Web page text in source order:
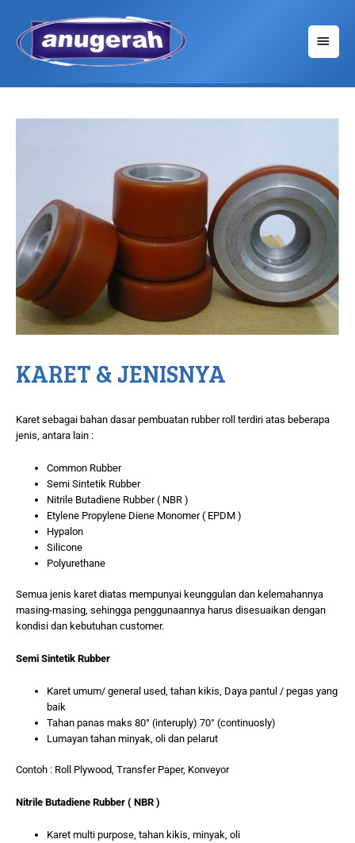
KARET & JENISNYA
Karet sebagai bahan dasar pembuatan rubber roll terdiri atas beberapa
jenis, antara lain :
Common Rubber
Semi Sintetik Rubber
Nitrile Butadiene Rubber ( NBR )
Etylene Propylene Diene Monomer ( EPDM )
Hypalon
Silicone
Polyurethane
Semua jenis karet diatas mempunyai keunggulan dan kelemahannya
masing-masing, sehingga penggunaannya harus disesuaikan dengan
kondisi dan kebutuhan customer.
Semi Sintetik Rubber
Karet umum/ general used, tahan kikis, Daya pantul / pegas yang
baik
Tahan panas maks 80° (interuply) 70° (continuosly)
Lumayan tahan minyak, oli dan pelarut
Contoh : Roll Plywood, Transfer Paper, Konveyor
Nitrile Butadiene Rubber ( NBR )
Karet multi purpose, tahan kikis, minyak, oli